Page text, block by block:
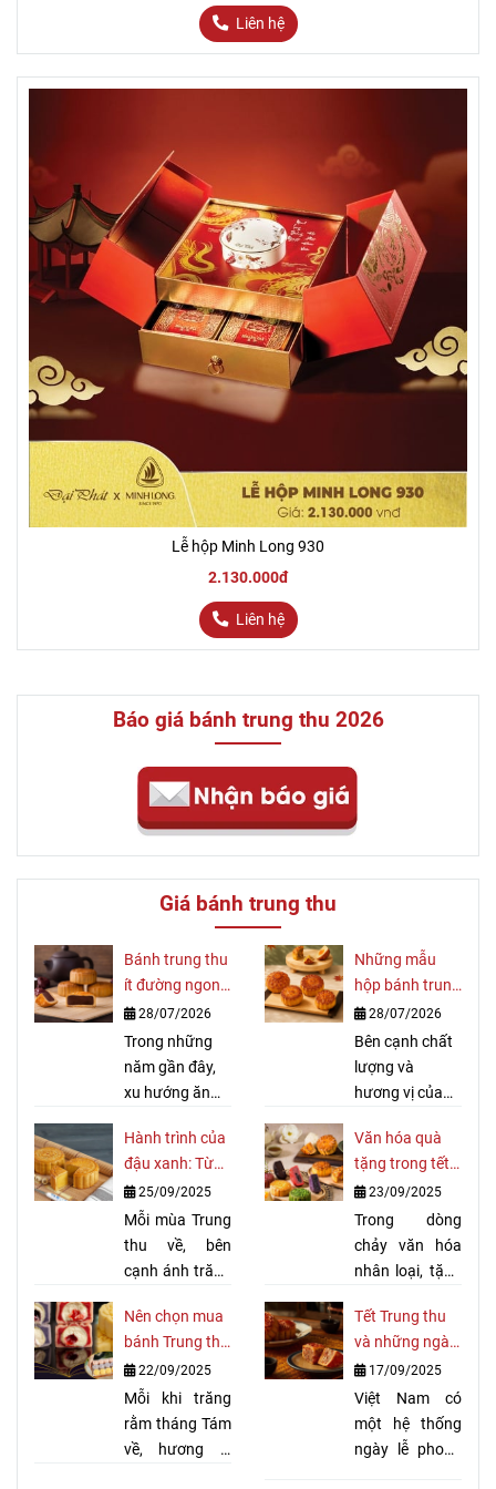
Liên hệ
Lễ hộp Minh Long 930
2.130.000đ
Liên hệ
Báo giá bánh trung thu 2026
Giá bánh trung thu
Bánh trung thu
ít đường ngon,
ít ngọt và phù
hợp với nhiều
đối tượng
28/07/2026
Trong những
năm gần đây,
xu hướng ăn
mạnh ngày
càng được
nhiều người
quan tâm.
Không chỉ chú
trọng đến thực
ngày, nhiều
người cũng tìm
kiếmbánh
trung thu ít
đườngđể có
thể thưởng
Những mẫu
hộp bánh trung
thu đẹp nhất
năm 2026
28/07/2026
Bên cạnh chất
lượng và
hương vị của
bánh,mẫu hộp
bánh trung thu
luôn là yếu tố
được nhiều
khách hàng
quan tâm khi
biếu trong dịp
Tết Trung thu.
Hành trình của
đậu xanh: Từ
nông trại đến
nhân bánh
Trung thu quốc
dân
25/09/2025
Mỗi mùa Trung
thu về, bên
cạnh ánh trăng
tiếng trống lân
rộn ràng và
những chiếc
đèn lồng lung
linh, bánh
Trung thu vẫn
Văn hóa quà
tặng trong tết
Trung thu và
dịp lễ hội lớn
23/09/2025
Trong dòng
chảy văn hóa
nhân loại, tặng
xem là một
hành động biểu
trưng cho sự
kết nối, lòng tri
ân và tình cảm
chân thành.
Nên chọn mua
bánh Trung thu
nhân ngọt nào
cho mùa trăng
rằm 2025?
22/09/2025
Mỗi khi trăng
rằm tháng Tám
về, hương vị
Tết Trung thu
và những ngày
lễ lớn tại Việt
Nam
17/09/2025
Việt Nam có
một hệ thống
ngày lễ phong